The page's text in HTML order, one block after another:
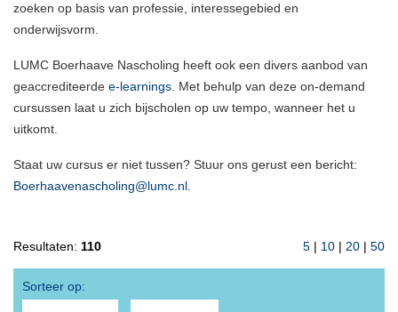
zoeken op basis van professie, interessegebied en
onderwijsvorm.
LUMC Boerhaave Nascholing heeft ook een divers aanbod van
geaccrediteerde e-learnings . Met behulp van deze on-demand
cursussen laat u zich bijscholen op uw tempo, wanneer het u
uitkomt.
Staat uw cursus er niet tussen? Stuur ons gerust een bericht:
Boerhaavenascholing@lumc.nl
Resultaten: 110 5 | 10 | 20 | 50
Sorteer op: